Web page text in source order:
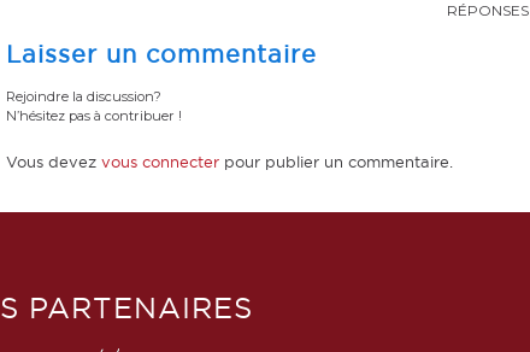
RÉPONSES
Laisser un commentaire
Rejoindre la discussion?
N’hésitez pas à contribuer !
Vous devez vous connecter pour publier un commentaire.
PARTENAIRES